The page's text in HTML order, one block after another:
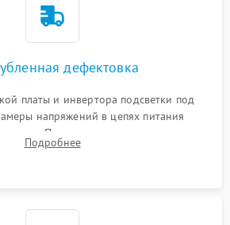
1000 ₽
1500 ₽ Подробнее →
дефектовка
платы и инвертора подсветки под
напряжений в цепях питания
Проверка состояния жесткого
памяти с помощью POST-карт и
Подробнее